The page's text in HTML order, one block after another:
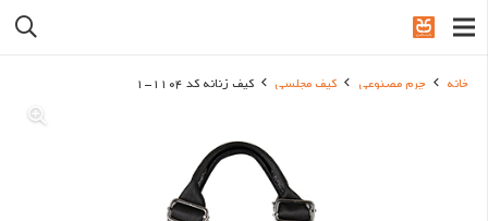
خانه چرم مصنوعی کیف مجلسی کیف زنانه کد 1104-1